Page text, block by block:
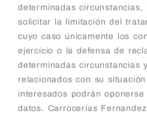
determinadas
solicitar la limitación del
cuyo caso únicamente los
ejercicio o la defensa de
determinadas circunstancias
relacionados con su
interesados podrán
datos. Carrocerías